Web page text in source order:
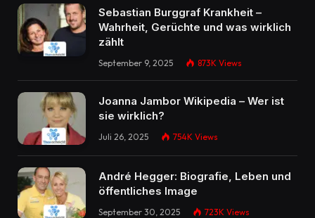
Sebastian Burggraf Krankheit –
Wahrheit, Gerüchte und was wirklich
zählt
September 9, 2025 873K Views
Joanna Jambor Wikipedia – Wer ist
sie wirklich?
Juli 26, 2025 754K Views
André Hegger: Biografie, Leben und
öffentliches Image
September 30, 2025 723K Views